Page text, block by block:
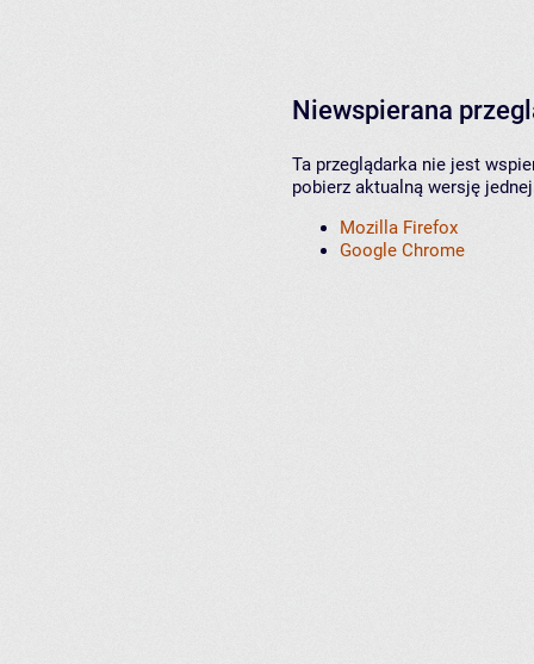
Niewspierana
Ta przeglądarka nie jest
pobierz aktualną wersję
Mozilla Firefox
Google Chrome